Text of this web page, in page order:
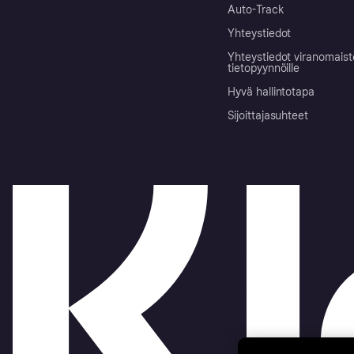
Auto-Track
Yhteystiedot
Yhteystiedot
tietopyynnöille
Hyvä hallintotapa
Sijoittajasuhteet